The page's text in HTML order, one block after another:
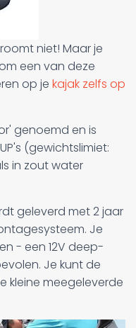
niet! Maar je
een van deze
op je kajak zelfs op
genoemd en is
(gewichtslimiet:
in zout water
geleverd met 2 jaar
Je
- een 12V deep-
Je kunt de
kleine meegeleverde